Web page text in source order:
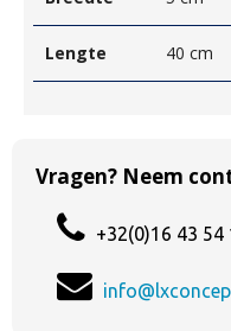
Lengte 40 cm
Vragen? Neem
+32(0)16 43 54